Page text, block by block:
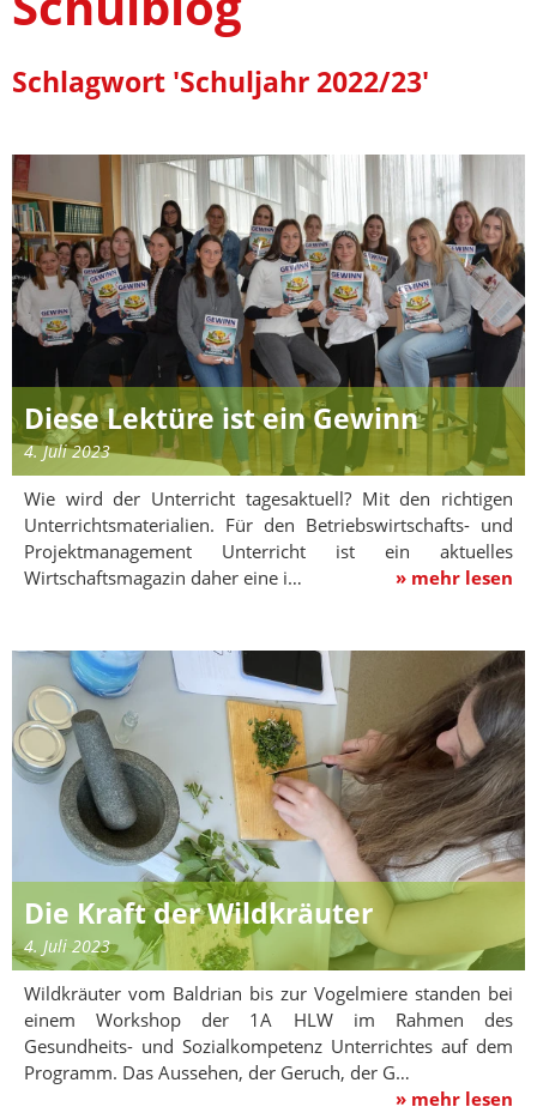
Schlagwort 'Schuljahr 2022/23'
Diese Lektüre ist ein Gewinn
4. Juli 2023
Wie wird der Unterricht tagesaktuell? Mit den richtigen
Unterrichtsmaterialien. Für den Betriebswirtschafts- und
Projektmanagement Unterricht ist ein aktuelles
Wirtschaftsmagazin daher eine i…
» mehr lesen
Die Kraft der Wildkräuter
4. Juli 2023
Wildkräuter vom Baldrian bis zur Vogelmiere standen bei
einem Workshop der 1A HLW im Rahmen des
Gesundheits- und Sozialkompetenz Unterrichtes auf dem
Programm. Das Aussehen, der Geruch, der G…
» mehr lesen